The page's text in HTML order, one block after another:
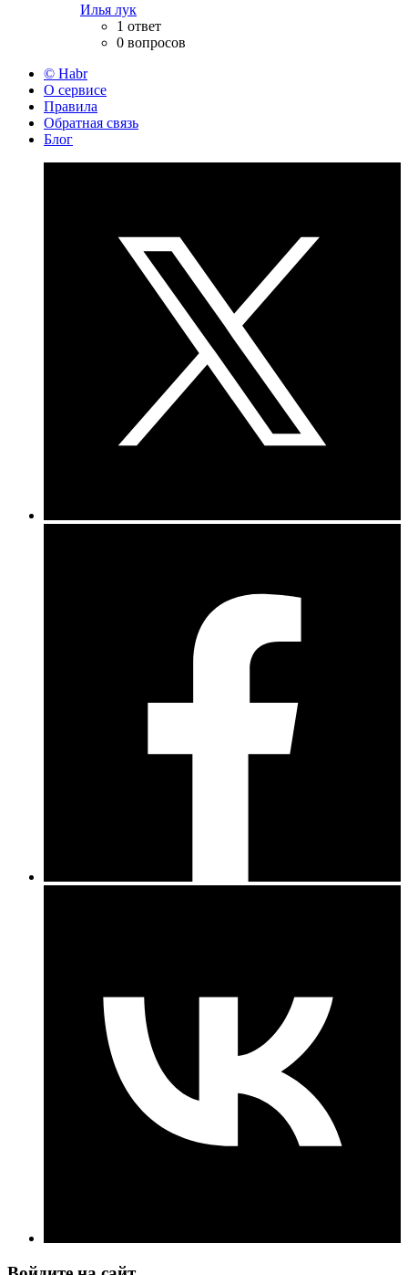
Илья лук
1 ответ
0 вопросов
© Habr
О сервисе
Правила
Обратная связь
Блог